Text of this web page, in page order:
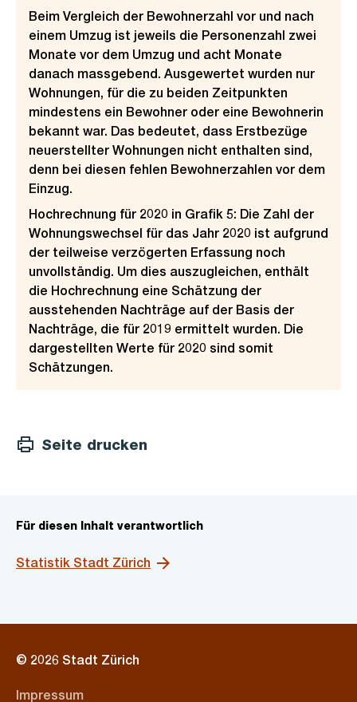
Beim Vergleich der Bewohnerzahl vor und nach
einem Umzug ist jeweils die Personenzahl zwei
Monate vor dem Umzug und acht Monate
danach massgebend. Ausgewertet wurden nur
Wohnungen, für die zu beiden Zeitpunkten
mindestens ein Bewohner oder eine Bewohnerin
bekannt war. Das bedeutet, dass Erstbezüge
neuerstellter Wohnungen nicht enthalten sind,
denn bei diesen fehlen Bewohnerzahlen vor dem
Einzug.
Hochrechnung für 2020 in Grafik 5: Die Zahl der
Wohnungswechsel für das Jahr 2020 ist aufgrund
der teilweise verzögerten Erfassung noch
unvollständig. Um dies auszugleichen, enthält
die Hochrechnung eine Schätzung der
ausstehenden Nachträge auf der Basis der
Nachträge, die für 2019 ermittelt wurden. Die
dargestellten Werte für 2020 sind somit
Schätzungen.
Seite drucken
Für diesen Inhalt verantwortlich
Statistik Stadt Zürich
© 2026 Stadt Zürich
Impressum